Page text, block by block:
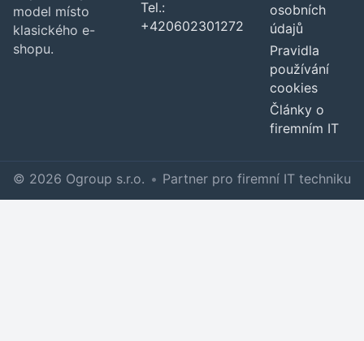
model místo
klasického e-
shopu.
Tel.:
+420602301272
osobních
údajů
Pravidla
používání
cookies
Články o
firemním IT
© 2026 Ogroup s.r.o. • Partner pro firemní IT techniku